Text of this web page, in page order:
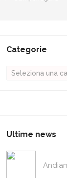
Categorie
Ultime news